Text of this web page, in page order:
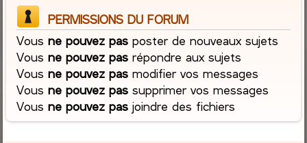
PERMISSIONS DU FORUM
Vousne pouvez pas poster de nouveaux sujets
Vousne pouvez pas répondre aux sujets
Vousne pouvez pas modifier vos messages
Vousne pouvez pas supprimer vos messages
Vousne pouvez pas joindre des fichiers